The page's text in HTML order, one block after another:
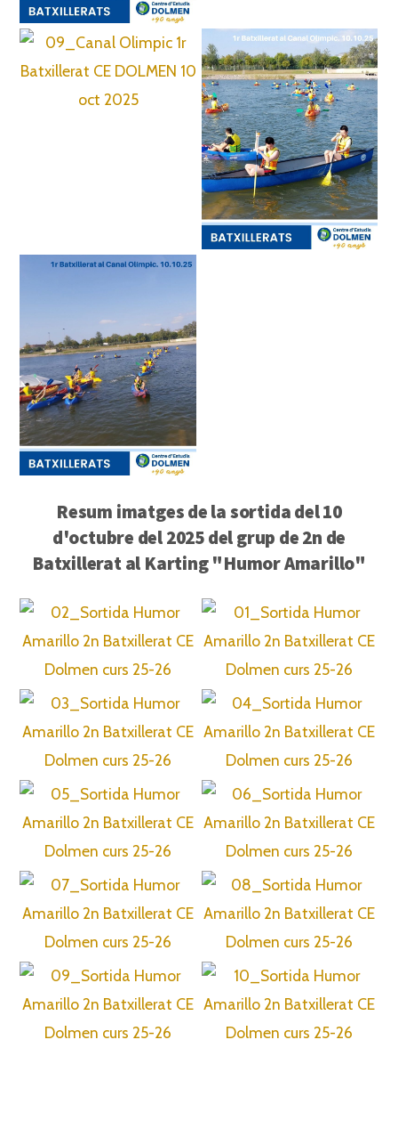
Resum imatges de la sortida del 10
d'octubre del 2025 del grup de 2n de
Batxillerat al Karting "Humor Amarillo"